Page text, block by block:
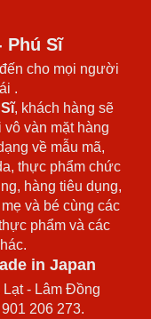
Phú Sĩ
cho mọi người
.
, khách hàng sẽ
vàn mặt hàng
về mẫu mã,
thực phẩm chức
hàng tiêu dụng,
và bé cùng các
phẩm và các
in Japan
- Lâm Đồng
206 273.